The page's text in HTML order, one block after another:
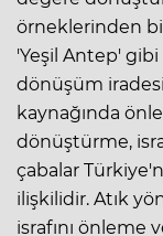
örneklerinden
'Yeşil Antep'
dönüşüm
kaynağında
dönüştürme,
çabalar
ilişkilidir. Atık
israfını önleme